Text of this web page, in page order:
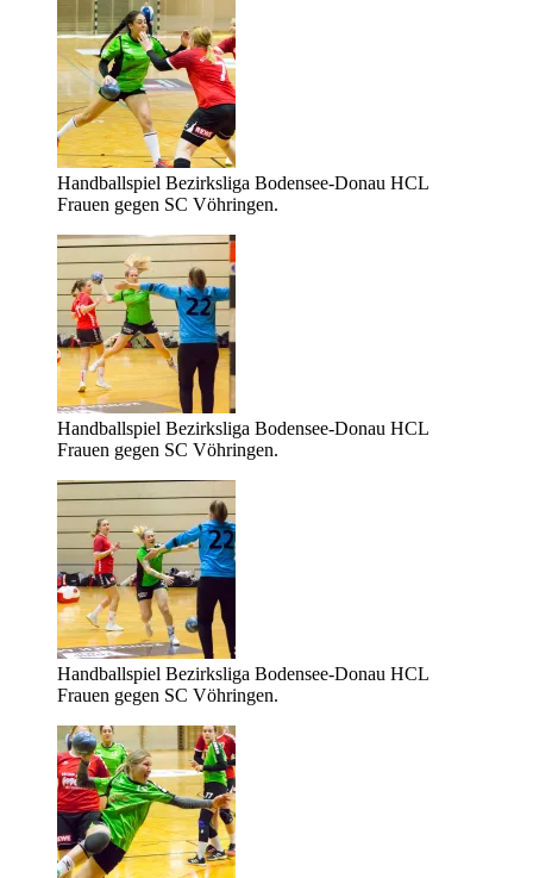
Handballspiel Bezirksliga Bodensee-Donau HCL
Frauen gegen SC Vöhringen.
Handballspiel Bezirksliga Bodensee-Donau HCL
Frauen gegen SC Vöhringen.
Handballspiel Bezirksliga Bodensee-Donau HCL
Frauen gegen SC Vöhringen.